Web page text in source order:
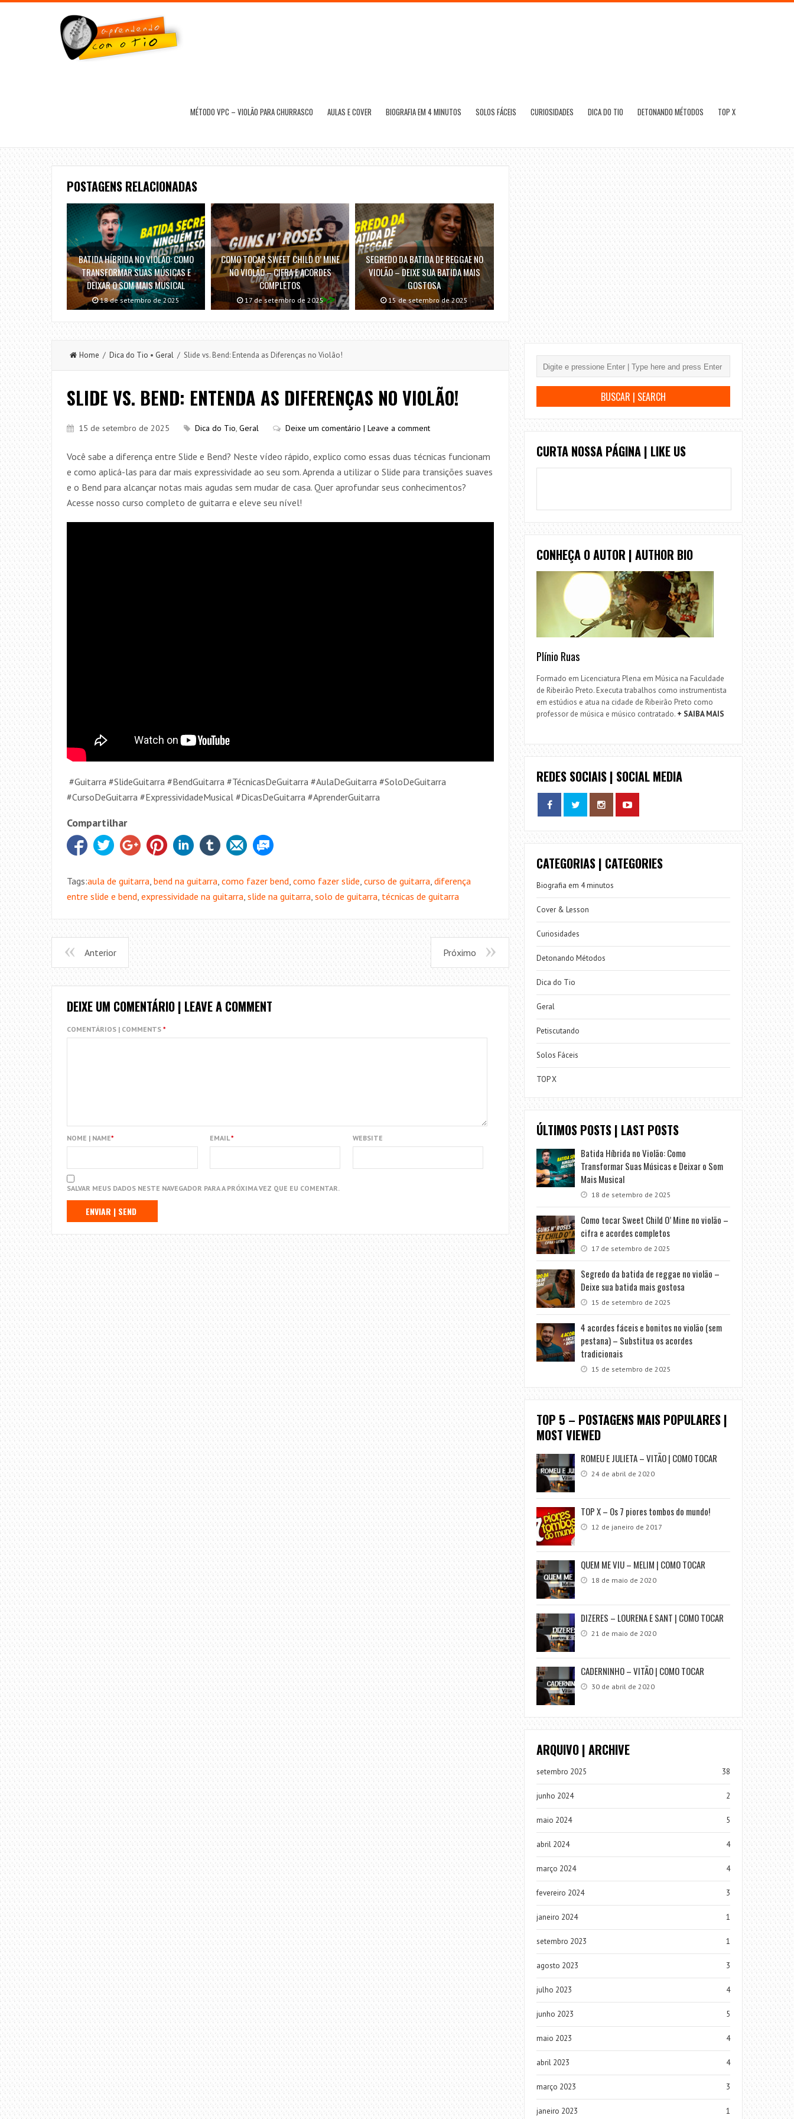
MÉTODO VPC – VIOLÃO PARA CHURRASCO AULAS E COVER BIOGRAFIA EM 4 MINUTOS SOLOS FÁCEIS CURIOSIDADES DICA DO TIO DETONANDO MÉTODOS TOP X
POSTAGENS RELACIONADAS
BATIDA HÍBRIDA NO VIOLÃO: COMO
TRANSFORMAR SUAS MÚSICAS E
DEIXAR O SOM MAIS MUSICAL
18 de setembro de 2025
COMO TOCAR SWEET CHILD O’ MINE
NO VIOLÃO – CIFRA E ACORDES
COMPLETOS
17 de setembro de 2025
SEGREDO DA BATIDA DE REGGAE NO
VIOLÃO – DEIXE SUA BATIDA MAIS
GOSTOSA
15 de setembro de 2025
Home / Dica do Tio • Geral / Slide vs. Bend: Entenda as Diferenças no Violão!
SLIDE VS. BEND: ENTENDA AS DIFERENÇAS NO VIOLÃO!
15 de setembro de 2025 Dica do Tio, Geral Deixe um comentário | Leave a comment
Você sabe a diferença entre Slide e Bend? Neste vídeo rápido, explico como essas duas técnicas funcionam
e como aplicá-las para dar mais expressividade ao seu som. Aprenda a utilizar o Slide para transições suaves
e o Bend para alcançar notas mais agudas sem mudar de casa. Quer aprofundar seus conhecimentos?
Acesse nosso curso completo de guitarra e eleve seu nível!
​ #Guitarra #SlideGuitarra #BendGuitarra #TécnicasDeGuitarra #AulaDeGuitarra #SoloDeGuitarra
#CursoDeGuitarra #ExpressividadeMusical #DicasDeGuitarra #AprenderGuitarra​
Compartilhar
Tags:aula de guitarra bend na guitarra como fazer bend como fazer slide curso de guitarra​ diferença
entre slide e bend expressividade na guitarra slide na guitarra solo de guitarra técnicas de guitarra
Anterior Próximo
DEIXE UM COMENTÁRIO | LEAVE A COMMENT
COMENTÁRIOS | COMMENTS *
NOME | NAME* EMAIL* WEBSITE
SALVAR MEUS DADOS NESTE NAVEGADOR PARA A PRÓXIMA VEZ QUE EU COMENTAR.
CURTA NOSSA PÁGINA | LIKE US
CONHEÇA O AUTOR | AUTHOR BIO
Plínio Ruas
Formado em Licenciatura Plena em Música na Faculdade
de Ribeirão Preto. Executa trabalhos como instrumentista
em estúdios e atua na cidade de Ribeirão Preto como
professor de música e músico contratado. + SAIBA MAIS
REDES SOCIAIS | SOCIAL MEDIA
CATEGORIAS | CATEGORIES
Biografia em 4 minutos
Cover & Lesson
Curiosidades
Detonando Métodos
Dica do Tio
Geral
Petiscutando
Solos Fáceis
TOP X
ÚLTIMOS POSTS | LAST POSTS
Batida Híbrida no Violão: Como
Transformar Suas Músicas e Deixar o Som
Mais Musical
18 de setembro de 2025
Como tocar Sweet Child O’ Mine no violão –
cifra e acordes completos
17 de setembro de 2025
Segredo da batida de reggae no violão –
Deixe sua batida mais gostosa
15 de setembro de 2025
4 acordes fáceis e bonitos no violão (sem
pestana) – Substitua os acordes
tradicionais
15 de setembro de 2025
TOP 5 – POSTAGENS MAIS POPULARES |
MOST VIEWED
ROMEU E JULIETA – VITÃO | COMO TOCAR
24 de abril de 2020
TOP X – Os 7 piores tombos do mundo!
12 de janeiro de 2017
QUEM ME VIU – MELIM | COMO TOCAR
18 de maio de 2020
DIZERES – LOURENA E SANT | COMO TOCAR
21 de maio de 2020
CADERNINHO – VITÃO | COMO TOCAR
30 de abril de 2020
ARQUIVO | ARCHIVE
setembro 2025 38
junho 2024 2
maio 2024 5
abril 2024 4
março 2024 4
fevereiro 2024 3
janeiro 2024 1
setembro 2023 1
agosto 2023 3
julho 2023 4
junho 2023 5
maio 2023 4
abril 2023 4
março 2023 3
janeiro 2023 1